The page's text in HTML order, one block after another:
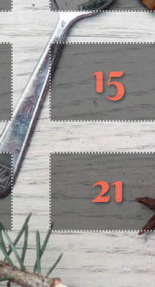
15
21